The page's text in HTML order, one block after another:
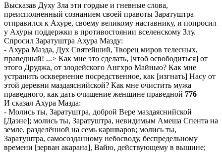
Высказав Духу Зла эти гордые и гневные слова,
преисполненный сознанием своей правоты Заратуштра
отправился к Ахуре, своему великому наставнику, и попросил
у Ахуры поддержки в противостоянии вселенскому Злу.
Спросил Заратуштра Ахура Мазду:
- Ахура Мазда, Дух Святейший, Творец миров телесных,
праведный! ...> Как мне это сделать, [чтоб освободиться] от
этого Друджа, от злодейского Ангхро Майнью? Как мне
устранить осквернение посредственное, как [изгнать] Насу от
этой деревни маздаяснийской? Как мне очистить мужа
праведного, как дать очищение женщине праведной 776
И сказал Ахура Мазда:
- Молись ты, Заратуштра, доброй Вере маздаяснийской
[Даэне]; молись ты, Заратуштра, невидимым Амеша Спента на
земле, разделённой на семь каршваров; молись ты,
Заратуштра, самосозданному небосводу, беспредельному
времени [зерван акарана], Вайю, действующему в вышине;